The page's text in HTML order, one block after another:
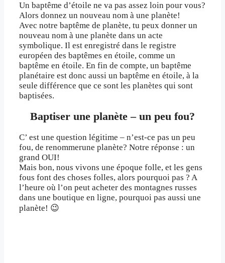
Un baptême d’étoile ne va pas assez loin pour vous?
Alors donnez un nouveau nom à une planète!
Avec notre baptême de planète, tu peux donner un
nouveau nom à une planète dans un acte
symbolique. Il est enregistré dans le registre
européen des baptêmes en étoile, comme un
baptême en étoile. En fin de compte, un baptême
planétaire est donc aussi un baptême en étoile, à la
seule différence que ce sont les planètes qui sont
baptisées.
Baptiser une planète – un peu fou?
C’ est une question légitime – n’est-ce pas un peu
fou, de renommerune planète? Notre réponse : un
grand OUI!
Mais bon, nous vivons une époque folle, et les gens
fous font des choses folles, alors pourquoi pas ? A
l’heure où l’on peut acheter des montagnes russes
dans une boutique en ligne, pourquoi pas aussi une
planète! 😉